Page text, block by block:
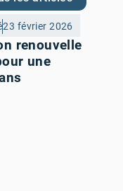
23 février 2026
renouvelle
une